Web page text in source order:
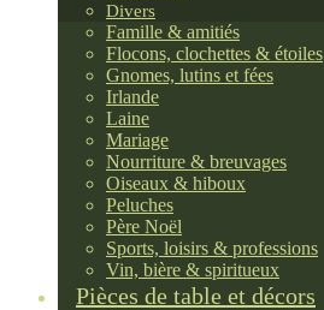
Divers
Famille & amitiés
Flocons, clochettes & étoiles
Gnomes, lutins et fées
Irlande
Laine
Mariage
Nourriture & breuvages
Oiseaux & hiboux
Peluches
Père Noël
Sports, loisirs & professions
Vin, bière & spiritueux
Pièces de table et décors